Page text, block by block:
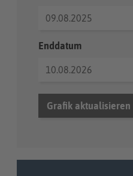
Enddatum
Grafik aktualisieren